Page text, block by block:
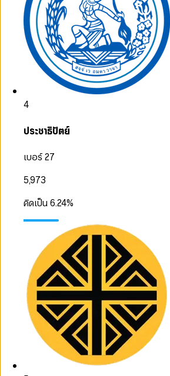
4
ประชาธิปัตย์
เบอร์ 27
5,973
คิดเป็น6.24%